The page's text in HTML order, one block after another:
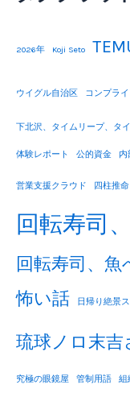
2026年 Koji Seto
ウイグル自治区 コンプラ
下北沢、タイムリープ、タイ
体験レポート 公的資金 内
営業支援クラウド 四柱推命
回転寿司
回転寿司、魚
怖い話 日帰り絶景
琉球ノロ末吉
究極の眼鏡屋 管制用語 組